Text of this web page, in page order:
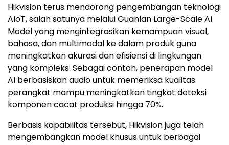
Hikvision terus mendorong pengembangan teknologi
AIoT, salah satunya melalui Guanlan Large-Scale AI
Model yang mengintegrasikan kemampuan visual,
bahasa, dan multimodal ke dalam produk guna
meningkatkan akurasi dan efisiensi di lingkungan
yang kompleks. Sebagai contoh, penerapan model
AI berbasiskan audio untuk memeriksa kualitas
perangkat mampu meningkatkan tingkat deteksi
komponen cacat produksi hingga 70%.
Berbasis kapabilitas tersebut, Hikvision juga telah
mengembangkan model khusus untuk berbagai